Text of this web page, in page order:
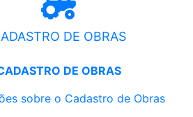
DE OBRAS
DE OBRAS
sobre o Cadastro de Obras